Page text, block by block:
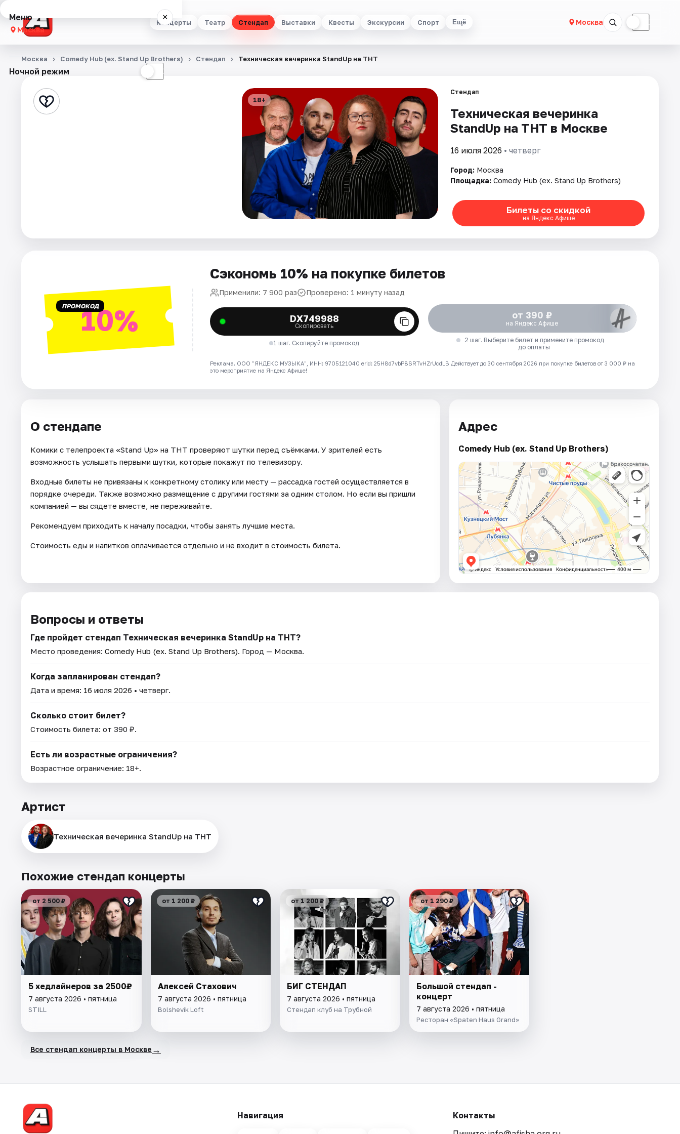
Концерты Театр Стендап Выставки Квесты Экскурсии Спорт Ещё Москва ☾
Меню ×
Москва
Концерты
Стендап
Артисты
Ночной режим ☾
Москва Comedy Hub (ex. Stand Up Brothers) Стендап Техническая вечеринка StandUp на ТНТ
18+
Стендап
Техническая вечеринка
StandUp на ТНТ в Москве
16 июля 2026 • четверг
Город: Москва
Площадка: Comedy Hub (ex. Stand Up Brothers)
Билеты со скидкой
на Яндекс Афише
ПРОМОКОД10%
Сэкономь 10% на покупке билетов
Применили: 7 900 раз Проверено: 1 минуту назад
DX749988
Скопировать
1 шаг. Скопируйте промокод
от 390 ₽
на Яндекс Афише
2 шаг. Выберите билет и примените промокод
до оплаты
Реклама. ООО "ЯНДЕКС МУЗЫКА", ИНН: 9705121040 erid: 25H8d7vbP8SRTvHZrUcdLB Действует до 30 сентября 2026 при покупке билетов от 3 000 ₽ на
это мероприятие на Яндекс Афише!
О стендапе
Комики с телепроекта «Stand Up» на ТНТ проверяют шутки перед съёмками. У зрителей есть
возможность услышать первыми шутки, которые покажут по телевизору.
Входные билеты не привязаны к конкретному столику или месту — рассадка гостей осуществляется в
порядке очереди. Также возможно размещение с другими гостями за одним столом. Но если вы пришли
компанией — вы сядете вместе, не переживайте.
Рекомендуем приходить к началу посадки, чтобы занять лучшие места.
Стоимость еды и напитков оплачивается отдельно и не входит в стоимость билета.
Адрес
Comedy Hub (ex. Stand Up Brothers)
Вопросы и ответы
Где пройдет стендап Техническая вечеринка StandUp на ТНТ?
Место проведения: Comedy Hub (ex. Stand Up Brothers). Город — Москва.
Когда запланирован стендап?
Дата и время: 16 июля 2026 • четверг.
Сколько стоит билет?
Стоимость билета: от 390 ₽.
Есть ли возрастные ограничения?
Возрастное ограничение: 18+.
Артист
Техническая вечеринка StandUp на ТНТ
Похожие стендап концерты
от 2 500 ₽
5 хедлайнеров за 2500₽
7 августа 2026 • пятница
STILL
от 1 200 ₽
Алексей Стахович
7 августа 2026 • пятница
Bolshevik Loft
от 1 200 ₽
БИГ СТЕНДАП
7 августа 2026 • пятница
Стендап клуб на Трубной
от 1 290 ₽
Большой стендап -
концерт
7 августа 2026 • пятница
Ресторан «Spaten Haus Grand»
Все стендап концерты в Москве →
Навигация
Контакты